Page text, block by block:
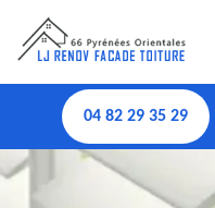
04 82 29 35 29